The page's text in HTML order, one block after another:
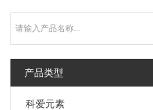
产品类型
科爱元素